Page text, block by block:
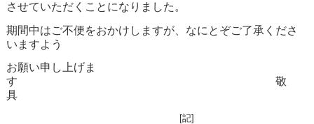
させていただくことになりました。
期間中はご不便をおかけしますが、なにとぞご了承くださ
いますよう
お願い申し上げま
す 敬
具
[記]